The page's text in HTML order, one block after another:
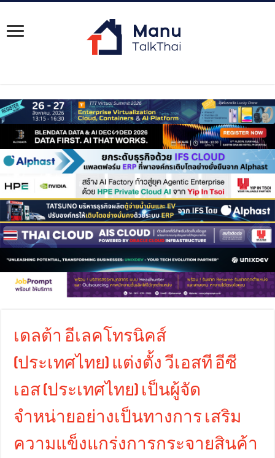
เดลต้า อีเลคโทรนิคส์
(ประเทศไทย) แต่งตั้ง วีเอสที อีซี
เอส (ประเทศไทย) เป็นผู้จัด
จำหน่ายอย่างเป็นทางการ เสริม
ความแข็งแกร่งการกระจายสินค้า